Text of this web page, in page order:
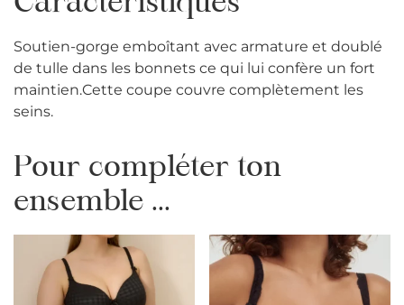
Soutien-gorge emboîtant avec armature et doublé
de tulle dans les bonnets ce qui lui confère un fort
maintien.Cette coupe couvre complètement les
seins.
Pour compléter ton
ensemble ...